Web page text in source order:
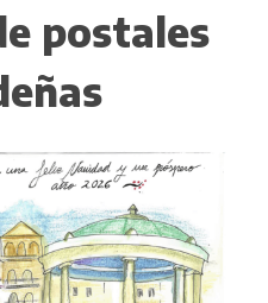
postales